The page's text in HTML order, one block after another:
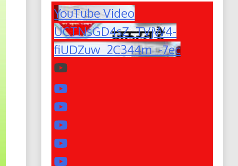
YouTube Video
UCTNsGD4sZ_TVjW4-
fiUDZuw_2C344m_-7ec